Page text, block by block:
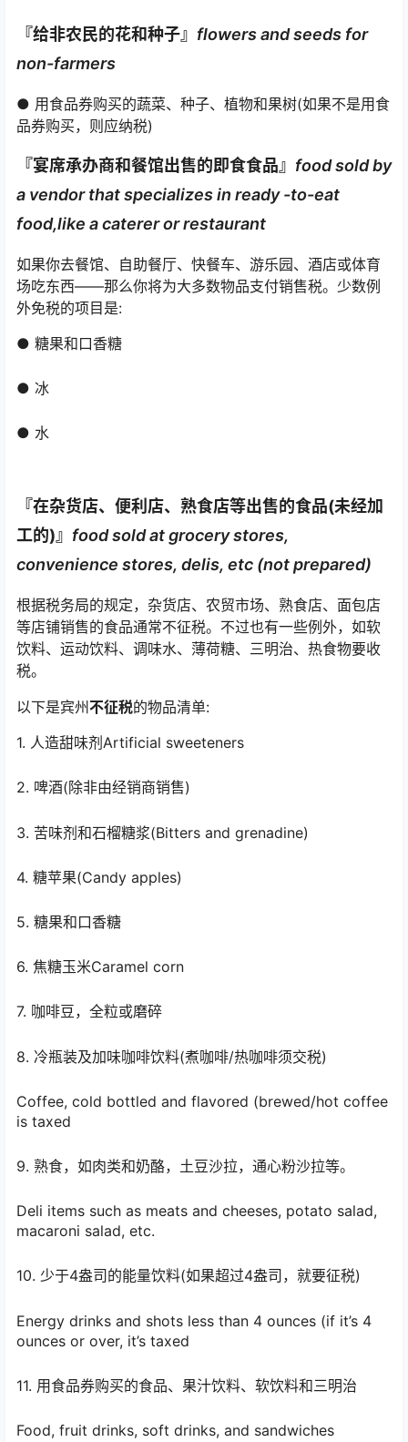
『给非农民的花和种子』 flowers and seeds for
non-farmers
● 用食品券购买的蔬菜、种子、植物和果树(如果不是用食
品券购买，则应纳税)
『宴席承办商和餐馆出售的即食食品』 food sold by
a vendor that specializes in ready -to-eat
food,like a caterer or restaurant
如果你去餐馆、自助餐厅、快餐车、游乐园、酒店或体育
场吃东西——那么你将为大多数物品支付销售税。少数例
外免税的项目是:
● 糖果和口香糖
● 冰
● 水
『在杂货店、便利店、熟食店等出售的食品(未经加
工的)』 food sold at grocery stores,
convenience stores, delis, etc (not prepared)
根据税务局的规定，杂货店、农贸市场、熟食店、面包店
等店铺销售的食品通常不征税。不过也有一些例外，如软
饮料、运动饮料、调味水、薄荷糖、三明治、热食物要收
税。
以下是宾州不征税的物品清单:
1. 人造甜味剂Artificial sweeteners
2. 啤酒(除非由经销商销售)
3. 苦味剂和石榴糖浆(Bitters and grenadine)
4. 糖苹果(Candy apples)
5. 糖果和口香糖
6. 焦糖玉米Caramel corn
7. 咖啡豆，全粒或磨碎
8. 冷瓶装及加味咖啡饮料(煮咖啡/热咖啡须交税)
Coffee, cold bottled and flavored (brewed/hot coffee
is taxed
9. 熟食，如肉类和奶酪，土豆沙拉，通心粉沙拉等。
Deli items such as meats and cheeses, potato salad,
macaroni salad, etc.
10. 少于4盎司的能量饮料(如果超过4盎司，就要征税)
Energy drinks and shots less than 4 ounces (if it’s 4
ounces or over, it’s taxed
11. 用食品券购买的食品、果汁饮料、软饮料和三明治
Food, fruit drinks, soft drinks, and sandwiches